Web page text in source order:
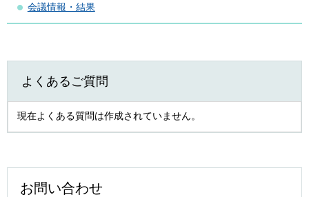
会議情報・結果
よくあるご質問
現在よくある質問は作成されていません。
お問い合わせ